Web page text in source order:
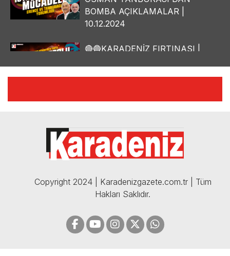
BOMBA AÇIKLAMALAR |
10.12.2024
🔴🔵KARADENİZ FIRTINASI |
🔴🔵KARADENİZ FIRTINASI |
05.12.2024
Copyright 2024 | Karadenizgazete.com.tr | Tüm
Hakları Saklıdır.